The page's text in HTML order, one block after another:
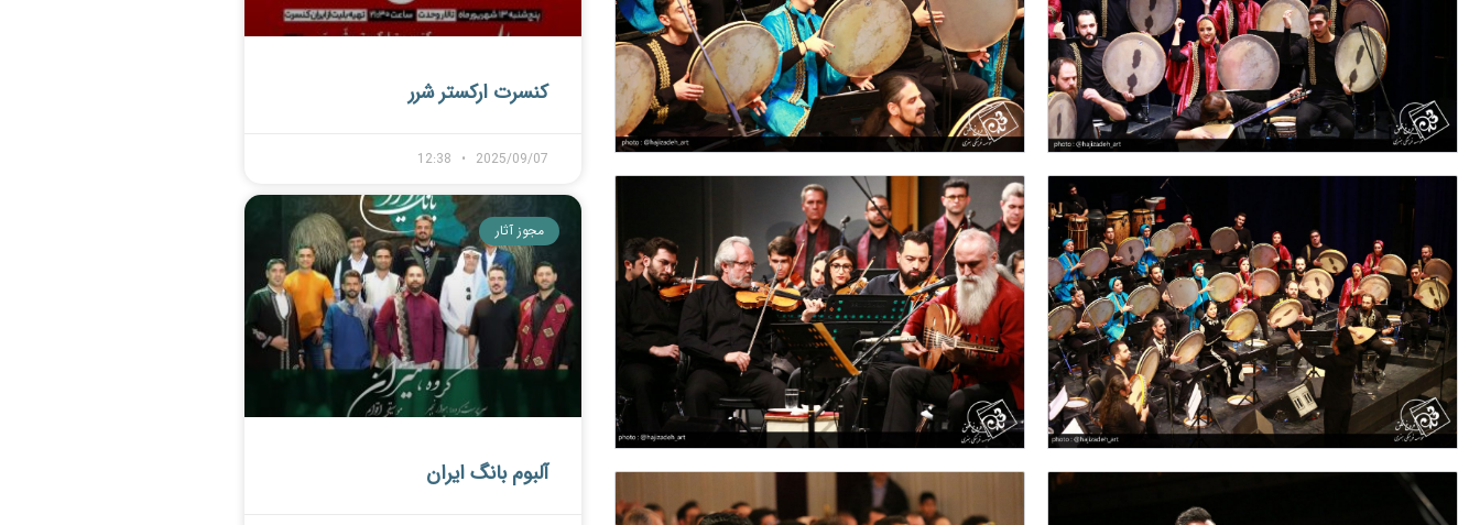
کنسرت ارکستر شرر
2025/09/07
مجوز آثار
آلبوم بانگ ایران